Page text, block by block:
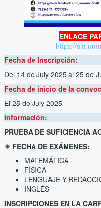
ENLACE
https://
Fecha de Inscripción:
Del 14 de July 2025 al 25 de
Fecha de inicio de la
El 25 de July 2025
Información:
PRUEBA DE SUFICIENCIA
✴️FECHA DE EXÁMENES:
FÍSICA
LENGUAJE Y
INGLÉS
INSCRIPCIONES EN LA